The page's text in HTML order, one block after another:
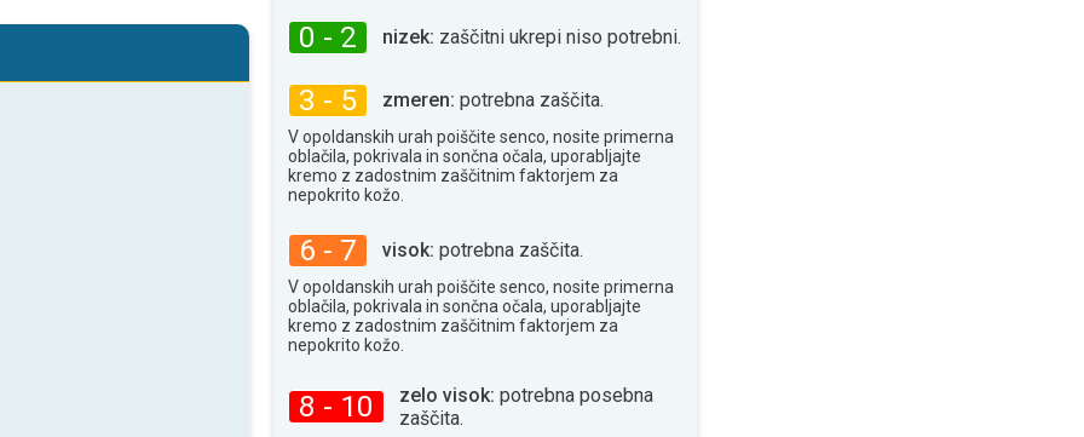
4 0 - 2 nizek: zaščitni ukrepi niso potrebni.
3 - 5 zmeren: potrebna zaščita.
V opoldanskih urah poiščite senco, nosite primerna
oblačila, pokrivala in sončna očala, uporabljajte
kremo z zadostnim zaščitnim faktorjem za
nepokrito kožo.
6 - 7 visok: potrebna zaščita.
V opoldanskih urah poiščite senco, nosite primerna
oblačila, pokrivala in sončna očala, uporabljajte
kremo z zadostnim zaščitnim faktorjem za
nepokrito kožo.
8 - 10 zelo visok: potrebna posebna
zaščita.